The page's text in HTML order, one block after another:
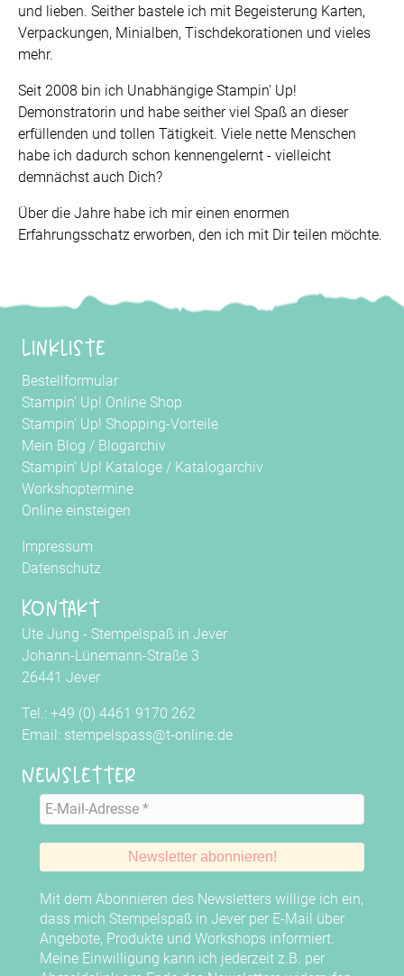
und lieben. Seither bastele ich mit Begeisterung Karten,
Verpackungen, Minialben, Tischdekorationen und vieles
mehr.
Seit 2008 bin ich Unabhängige Stampin' Up!
Demonstratorin und habe seither viel Spaß an dieser
erfüllenden und tollen Tätigkeit. Viele nette Menschen
habe ich dadurch schon kennengelernt - vielleicht
demnächst auch Dich?
Über die Jahre habe ich mir einen enormen
Erfahrungsschatz erworben, den ich mit Dir teilen möchte.
Linkliste
Bestellformular
Stampin' Up! Online Shop
Stampin' Up! Shopping-Vorteile
Mein Blog / Blogarchiv
Stampin' Up! Kataloge / Katalogarchiv
Workshoptermine
Online einsteigen
Impressum
Datenschutz
Kontakt
Ute Jung - Stempelspaß in Jever
Johann-Lünemann-Straße 3
26441 Jever
Tel.: +49 (0) 4461 9170 262
Email: stempelspass@t-online.de
Newsletter
Mit dem Abonnieren des Newsletters willige ich ein,
dass mich Stempelspaß in Jever per E-Mail über
Angebote, Produkte und Workshops informiert.
Meine Einwilligung kann ich jederzeit z.B. per